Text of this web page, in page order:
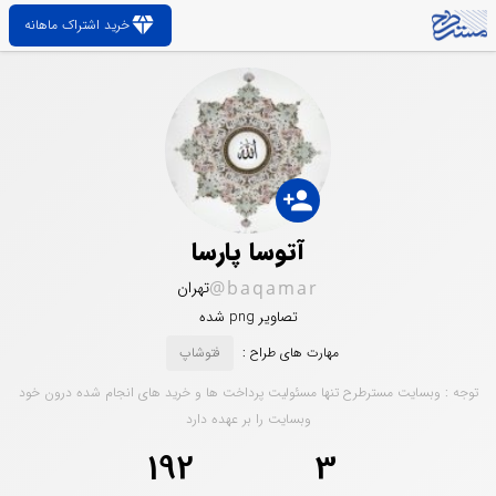
diamondخرید اشتراک ماهانه
person_add
آتوسا پارسا
@baqamarتهران
تصاویر png شده
مهارت های طراح :
فتوشاپ
توجه : وبسایت مسترطرح تنها مسئولیت پرداخت ها و خرید های انجام شده درون خود
وبسایت را بر عهده دارد
3
192